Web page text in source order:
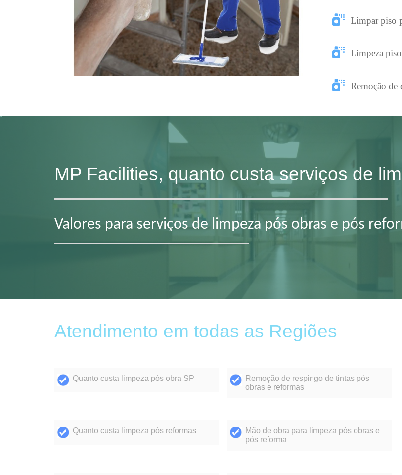
Limpar piso
Limpeza
Remoção de
MP Facilities, quanto custa serviços de
Valores para serviços de limpeza pós obras e pós
Atendimento em todas as Regiões
Quanto custa limpeza pós obra SP
Remoção de respingo de tintas pós
obras e reformas
Quanto custa limpeza pós reformas
Mão de obra para limpeza pós obras e
pós reforma